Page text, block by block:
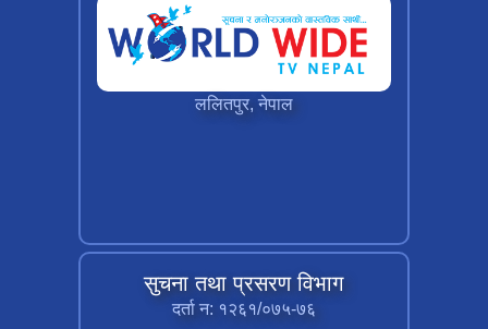
ललितपुर, नेपाल
सुचना तथा प्रसरण विभाग
दर्ता न: १२६१/०७५-७६